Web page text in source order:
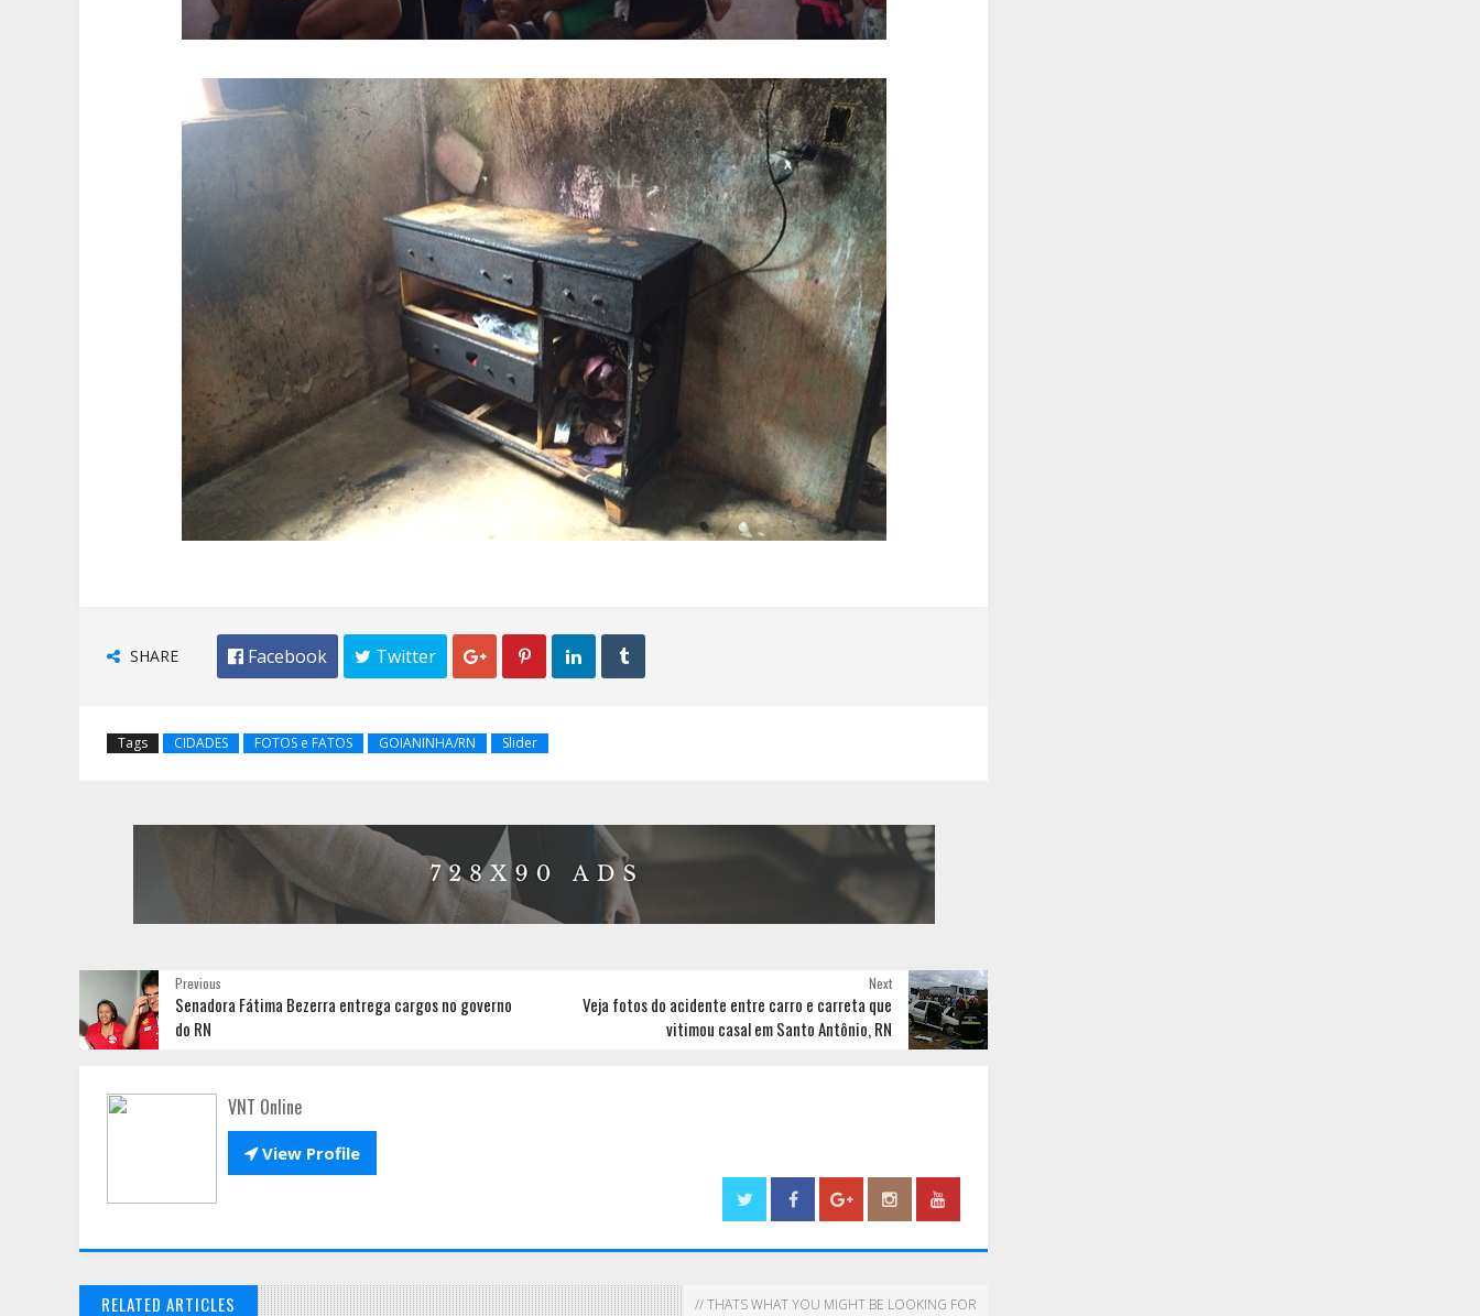
SHARE  Facebook  Twitter    
Tags CIDADES FOTOS e FATOS GOIANINHA/RN Slider
Next
Veja fotos do acidente entre carro e carreta que
vitimou casal em Santo Antônio, RN
Previous
Senadora Fátima Bezerra entrega cargos no governo
do RN
VNT Online
View Profile
RELATED ARTICLES // THATS WHAT YOU MIGHT BE LOOKING FOR